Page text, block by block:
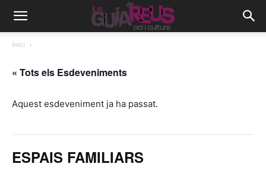
Inici
« Tots els Esdeveniments
Aquest esdeveniment ja ha passat.
ESPAIS FAMILIARS